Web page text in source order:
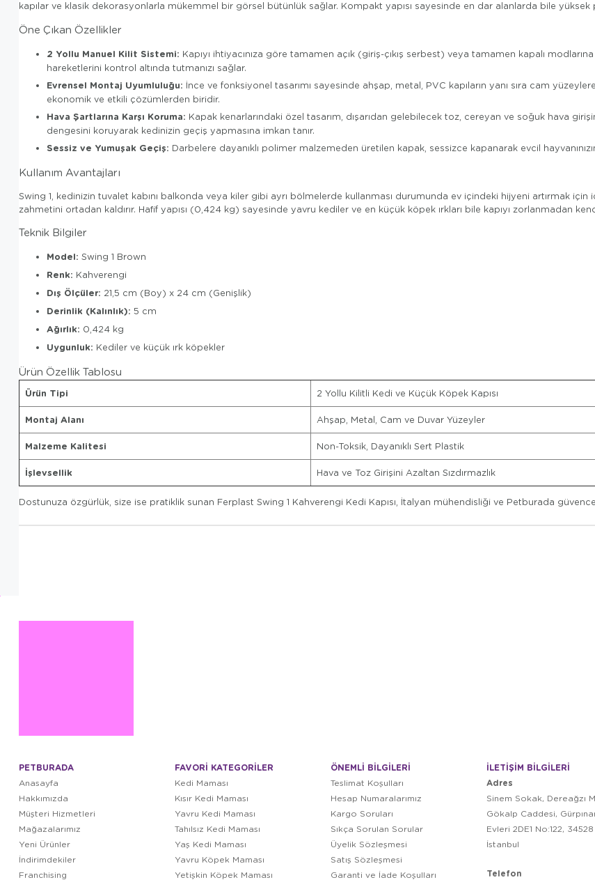
kapılar ve klasik dekorasyonlarla mükemmel bir görsel bütünlük sağlar. Kompakt yapısı sayesinde en dar alanlarda bile yüksek
Öne Çıkan Özellikler
2 Yollu Manuel Kilit Sistemi: Kapıyı ihtiyacınıza göre tamamen açık (giriş-çıkış serbest) veya tamamen kapalı
hareketlerini kontrol altında tutmanızı sağlar.
Evrensel Montaj Uyumluluğu: İnce ve fonksiyonel tasarımı sayesinde ahşap, metal, PVC kapıların yanı sıra cam
ekonomik ve etkili çözümlerden biridir.
Hava Şartlarına Karşı Koruma: Kapak kenarlarındaki özel tasarım, dışarıdan gelebilecek toz, cereyan ve soğuk hava
dengesini koruyarak kedinizin geçiş yapmasına imkan tanır.
Sessiz ve Yumuşak Geçiş: Darbelere dayanıklı polimer malzemeden üretilen kapak, sessizce kapanarak evcil
Kullanım Avantajları
Swing 1, kedinizin tuvalet kabını balkonda veya kiler gibi ayrı bölmelerde kullanması durumunda ev içindeki hijyeni artırmak için
zahmetini ortadan kaldırır. Hafif yapısı (0,424 kg) sayesinde yavru kediler ve en küçük köpek ırkları bile kapıyı zorlanmadan
Teknik Bilgiler
Model: Swing 1 Brown
Renk: Kahverengi
Dış Ölçüler: 21,5 cm (Boy) x 24 cm (Genişlik)
Derinlik (Kalınlık): 5 cm
Ağırlık: 0,424 kg
Uygunluk: Kediler ve küçük ırk köpekler
Ürün Özellik Tablosu
Ürün Tipi 2 Yollu Kilitli Kedi ve Küçük Köpek Kapısı
Montaj Alanı Ahşap, Metal, Cam ve Duvar Yüzeyler
Malzeme Kalitesi Non-Toksik, Dayanıklı Sert Plastik
İşlevsellik Hava ve Toz Girişini Azaltan Sızdırmazlık
Dostunuza özgürlük, size ise pratiklik sunan Ferplast Swing 1 Kahverengi Kedi Kapısı, İtalyan mühendisliği ve Petburada
PETBURADA
Anasayfa
Hakkımızda
Müşteri Hizmetleri
Mağazalarımız
Yeni Ürünler
İndirimdekiler
Franchising
FAVORİ KATEGORİLER
Kedi Maması
Kısır Kedi Maması
Yavru Kedi Maması
Tahılsız Kedi Maması
Yaş Kedi Maması
Yavru Köpek Maması
Yetişkin Köpek Maması
ÖNEMLİ BİLGİLERİ
Teslimat Koşulları
Hesap Numaralarımız
Kargo Soruları
Sıkça Sorulan Sorular
Üyelik Sözleşmesi
Satış Sözleşmesi
Garanti ve İade Koşulları
İLETİŞİM BİLGİLERİ
Adres
Sinem Sokak, Dereağzı
Gökalp Caddesi,
Evleri 2DE1 No:122,
İstanbul
Telefon